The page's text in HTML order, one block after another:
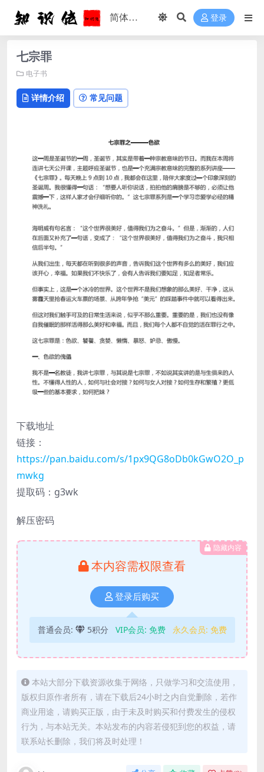
登录
七宗罪
电子书
详情介绍 常见问题
下载地址
链接：
https://pan.baidu.com/s/1px9QG8oDb0kGwO2O_p
mwkg
提取码：g3wk
解压密码
隐藏内容
本内容需权限查看
登录后购买
普通会员: 5积分 VIP会员: 免费 永久会员: 免费
本站大部分下载资源收集于网络，只做学习和交流使用，
版权归原作者所有，请在下载后24小时之内自觉删除，若作
商业用途，请购买正版，由于未及时购买和付费发生的侵权
行为，与本站无关。本站发布的内容若侵犯到您的权益，请
联系站长删除，我们将及时处理！